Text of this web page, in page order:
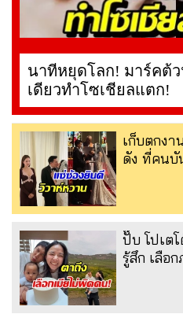
นาทีหยุดโลก! มาร์คต้
เดียวทำโซเชียลแตก!
เก็บตกงา
ดัง ที่คนบั
ปั๊บ โปเต
รู้สึก เลือ